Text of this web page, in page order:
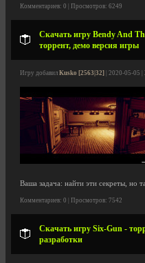
Комментариев: 0 | Просмотров: 6249
Скачать игру Bendy And
торрент, демо версия игры
Игру добавил Kusko [2563|32] | 2020-05-05 |
Ваша задача: найти эти секреты, но
Комментариев: 0 | Просмотров: 7542
Скачать игру Six-Gun -
разработки